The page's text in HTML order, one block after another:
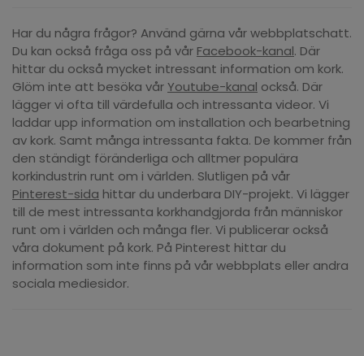
Har du några frågor? Använd gärna vår webbplatschatt.
Du kan också fråga oss på vår Facebook-kanal. Där
hittar du också mycket intressant information om kork.
Glöm inte att besöka vårYoutube-kanal också. Där
lägger vi ofta till värdefulla och intressanta videor. Vi
laddar upp information om installation och bearbetning
av kork. Samt många intressanta fakta. De kommer från
den ständigt föränderliga och alltmer populära
korkindustrin runt om i världen. Slutligen på vår
Pinterest-sida hittar du underbara DIY-projekt. Vi lägger
till de mest intressanta korkhandgjorda från människor
runt om i världen och många fler. Vi publicerar också
våra dokument på kork. På Pinterest hittar du
information som inte finns på vår webbplats eller andra
sociala mediesidor.